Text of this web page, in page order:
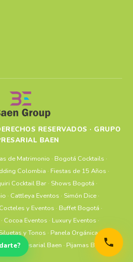
RESERVADOS · GRUPO
BAEN
de Matrimonio · Bogotá Cocktails ·
Colombia · Fiestas de 15 Años ·
Cocktail Bar· Shows Bogotá ·
· Cattleya Eventos · Simón Dice ·
Cocteles y Eventos · Buffet Bogotá ·
· Cocoa Eventos · Luxury Eventos ·
y Tonos · Panela Orgánica·
Empresarial Baen · Pijamas Bogotá